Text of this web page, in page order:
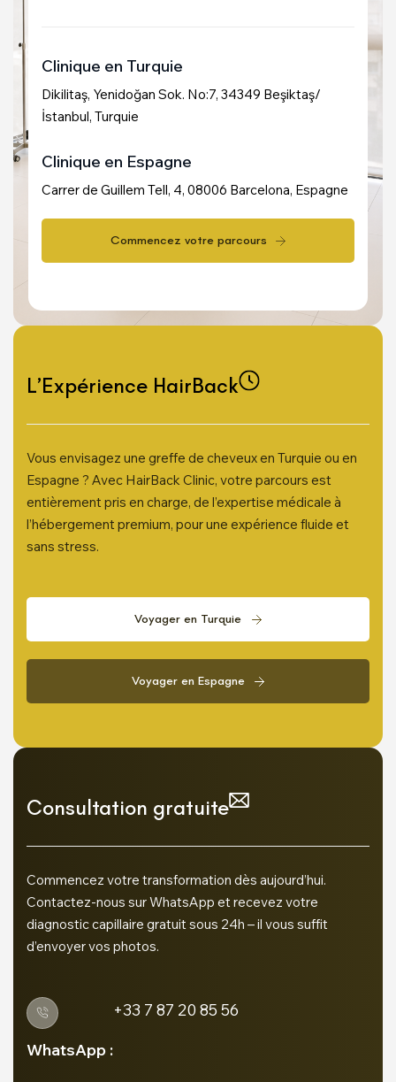
Clinique en Turquie
Dikilitaş, Yenidoğan Sok. No:7, 34349 Beşiktaş/
İstanbul, Turquie
Clinique en Espagne
Carrer de Guillem Tell, 4, 08006 Barcelona, Espagne
L’Expérience HairBack
Vous envisagez une greffe de cheveux en Turquie ou en
Espagne ? Avec HairBack Clinic, votre parcours est
entièrement pris en charge, de l’expertise médicale à
l’hébergement premium, pour une expérience fluide et
sans stress.
Consultation gratuite
Commencez votre transformation dès aujourd’hui.
Contactez-nous sur WhatsApp et recevez votre
diagnostic capillaire gratuit sous 24h – il vous suffit
d’envoyer vos photos.
WhatsApp :
+33 7 87 20 85 56